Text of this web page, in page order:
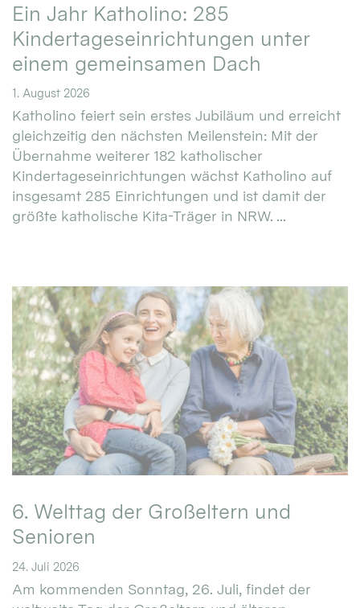
Ein Jahr Katholino: 285
Kindertageseinrichtungen unter
einem gemeinsamen Dach
1. August 2026
Katholino feiert sein erstes Jubiläum und erreicht
gleichzeitig den nächsten Meilenstein: Mit der
Übernahme weiterer 182 katholischer
Kindertageseinrichtungen wächst Katholino auf
insgesamt 285 Einrichtungen und ist damit der
größte katholische Kita-Träger in NRW. ...
6. Welttag der Großeltern und
Senioren
24. Juli 2026
Am kommenden Sonntag, 26. Juli, findet der